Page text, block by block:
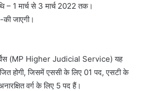
– 1 मार्च से 3 मार्च 2022 तक।
की जाएगी।
(MP Higher Judicial Service) यह
होगी, जिसमें एससी के लिए 01 पद, एसटी के
वर्ग के लिए 5 पद हैं।